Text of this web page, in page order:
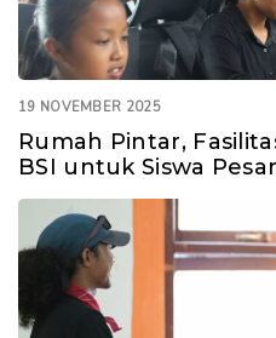
19 NOVEMBER 2025
Rumah Pintar,
BSI untuk Siswa